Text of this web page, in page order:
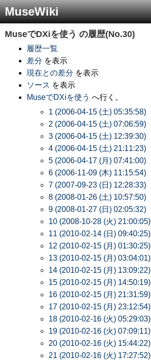
MuseWiki
MuseでDXiを使う の履歴(No.30)
履歴一覧
差分 を表示
現在との差分 を表示
ソース を表示
MuseでDXiを使う へ行く。
1 (2006-04-15 (土) 05:35:58)
2 (2006-04-15 (土) 07:06:59)
3 (2006-04-15 (土) 12:39:30)
4 (2006-04-15 (土) 21:11:23)
5 (2006-04-17 (月) 07:41:00)
6 (2006-11-09 (木) 11:15:54)
7 (2007-09-23 (日) 12:28:33)
8 (2008-01-26 (土) 10:57:50)
9 (2008-01-27 (日) 02:05:32)
10 (2008-10-28 (火) 21:00:05)
11 (2010-02-14 (日) 09:40:25)
12 (2010-02-15 (月) 01:30:25)
13 (2010-02-15 (月) 03:04:01)
14 (2010-02-15 (月) 13:09:22)
15 (2010-02-15 (月) 14:50:19)
16 (2010-02-15 (月) 21:31:59)
17 (2010-02-15 (月) 23:12:54)
18 (2010-02-16 (火) 05:29:03)
19 (2010-02-16 (火) 07:09:11)
20 (2010-02-16 (火) 15:44:22)
21 (2010-02-16 (火) 17:27:52)